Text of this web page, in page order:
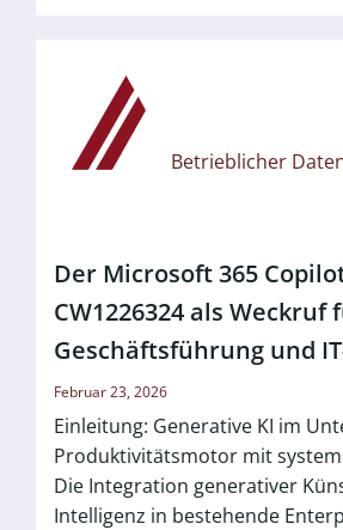
Betrieblicher
Der Microsoft 365
CW1226324 als Weckruf
Geschäftsführung und
Februar 23, 2026
Einleitung: Generative KI im
Produktivitätsmotor mit
Die Integration generativer
Intelligenz in bestehende